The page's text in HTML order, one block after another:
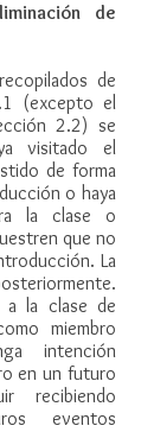
de
de
(excepto el
2.2) se
visitado el
de forma
o haya
la clase o
que no
La
la clase de
miembro
intención
en un futuro
recibiendo
eventos